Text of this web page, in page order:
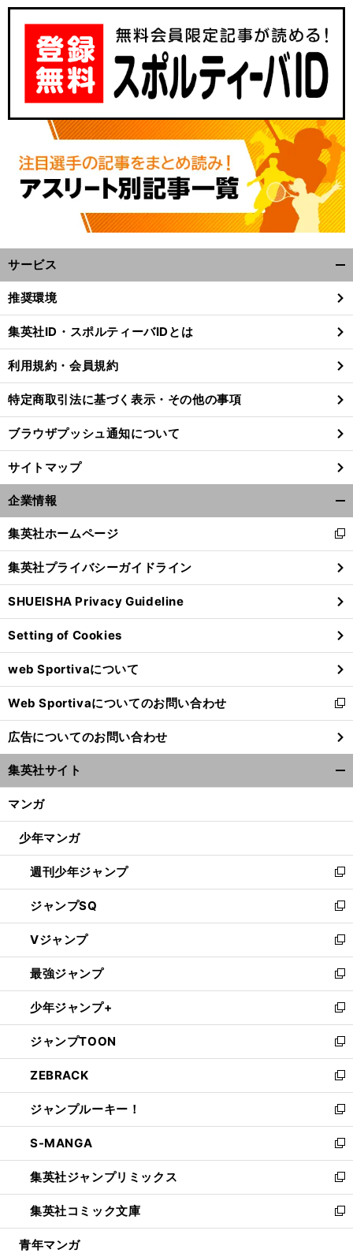
。
前
サービス
閉
る
推奨環境
集英社ID・スポルティーバIDとは
利用規約・会員規約
特定商取引法に基づく表示・その他の事項
ブラウザプッシュ通知について
サイトマップ
企業情報
閉
る
集英社ホームページ
新
し
い
ウ
ィ
ン
ド
ウ
で
開
く
集英社プライバシーガイドライン
SHUEISHA Privacy Guideline
Setting of Cookies
web Sportivaについて
Web Sportivaについてのお問い合わせ
新
し
い
ウ
ィ
ン
ウ
開
く
広告についてのお問い合わせ
集英社サイト
マンガ
少年マンガ
週刊少年ジャンプ
新
し
い
ウ
ィ
ン
ド
ウ
で
開
く
ジャンプSQ
新
し
い
ウ
ィ
ン
ド
ウ
で
開
く
Vジャンプ
新
し
い
ウ
ィ
ン
ド
ウ
で
開
く
最強ジャンプ
新
し
い
ウ
ィ
ン
ド
ウ
で
開
く
少年ジャンプ+
新
し
い
ウ
ィ
ン
ド
ウ
で
開
く
ジャンプTOON
新
し
い
ウ
ィ
ン
ド
ウ
で
開
く
ZEBRACK
新
し
い
ウ
ィ
ン
ド
ウ
で
開
ジャンプルーキー！
新
し
い
ウ
ィ
ン
ド
ウ
S-MANGA
新
し
い
ウ
ィ
ン
集英社ジャンプリミックス
新
し
い
ウ
集英社コミック文庫
新
し
青年マンガ